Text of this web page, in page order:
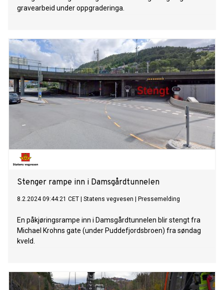
gravearbeid under oppgraderinga.
Stenger rampe inn i Damsgårdtunnelen
8.2.2024 09:44:21 CET Statens vegvesen Pressemelding
En påkjøringsrampe inn i Damsgårdtunnelen blir stengt fra
Michael Krohns gate (under Puddefjordsbroen) fra søndag
kveld.